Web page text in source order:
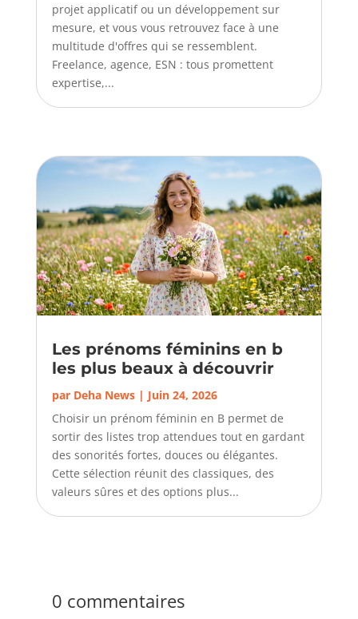
projet applicatif ou un développement sur
mesure, et vous vous retrouvez face à une
multitude d'offres qui se ressemblent.
Freelance, agence, ESN : tous promettent
expertise,...
Les prénoms féminins en b
les plus beaux à découvrir
par Deha News| Juin 24, 2026
Choisir un prénom féminin en B permet de
sortir des listes trop attendues tout en gardant
des sonorités fortes, douces ou élégantes.
Cette sélection réunit des classiques, des
valeurs sûres et des options plus...
0 commentaires